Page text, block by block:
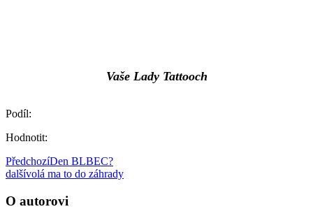
Vaše Lady Tattooch
Podíl:
Hodnotit:
PředchozíDen BLBEC?
dalšívolá ma to do záhrady
O autorovi